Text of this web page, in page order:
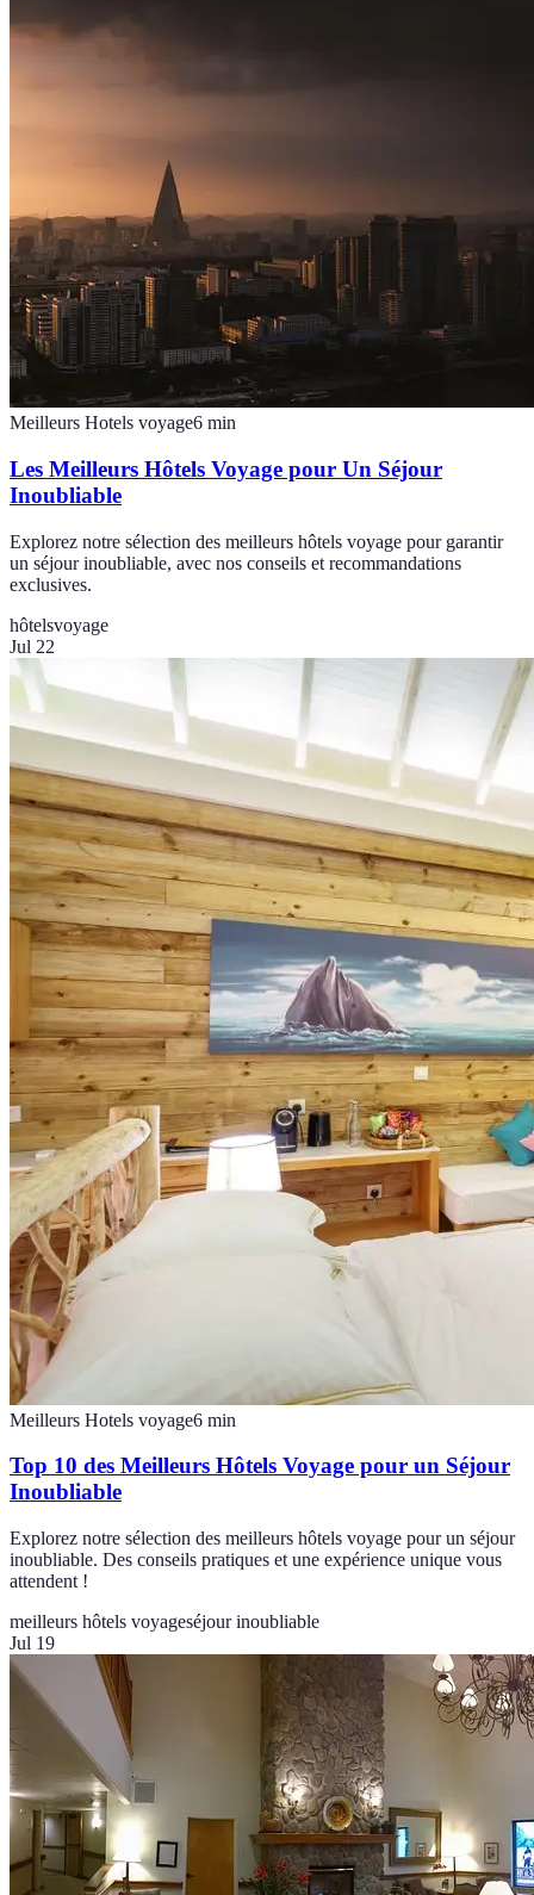
Meilleurs Hotels voyage6 min
Les Meilleurs Hôtels Voyage pour Un Séjour
Inoubliable
Explorez notre sélection des meilleurs hôtels voyage pour garantir
un séjour inoubliable, avec nos conseils et recommandations
exclusives.
hôtelsvoyage
Jul 22
Meilleurs Hotels voyage6 min
Top 10 des Meilleurs Hôtels Voyage pour un Séjour
Inoubliable
Explorez notre sélection des meilleurs hôtels voyage pour un séjour
inoubliable. Des conseils pratiques et une expérience unique vous
attendent !
meilleurs hôtels voyageséjour inoubliable
Jul 19